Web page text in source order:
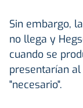
Sin embargo,
no llega y
cuando se
presentarían
"necesario".